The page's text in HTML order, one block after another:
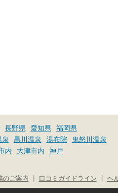
長野県 愛知県
福岡県
黒川温泉 湯布院
鬼怒川温泉
内 大津市内
神戸
ヘ
口コミガイドライン
のご案内